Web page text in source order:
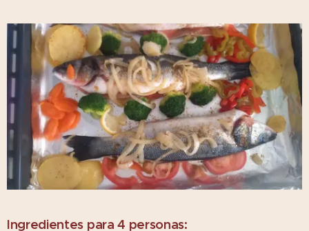
Ingredientes para 4 personas: